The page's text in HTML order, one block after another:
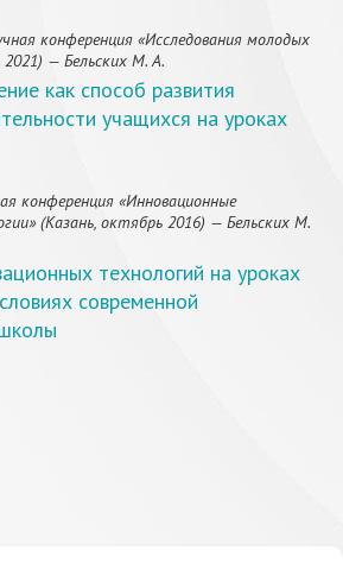
конференция «Исследования молодых
2021) — Бельских М. А.
как способ развития
учащихся на уроках
конференция «Инновационные
(Казань, октябрь 2016) — Бельских М.
технологий на уроках
современной